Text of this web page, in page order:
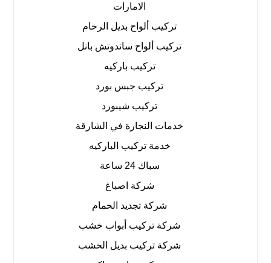
الامارات
تركيب ألواح بديل الرخام
تركيب ألواح ساندوتش بانل
تركيب باركيه
تركيب جبس بورد
تركيب شيبورد
خدمات النجارة في الشارقة
خدمة تركيب الباركيه
سباك 24 ساعة
شركة اصباغ
شركة تجديد الحمام
شركة تركيب أبواب خشب
شركة تركيب بديل الخشب